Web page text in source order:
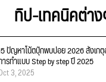
ทิป-เทคนิคต่า
ปัญหาโน้ตบุ๊กพบบ่อย 2026 สังเก
รทำแบบ Step by step ปี 2025
3, 2025